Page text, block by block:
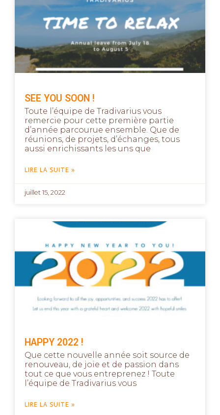
SEE YOU SOON !
Toute l’équipe de Tradivarius vous
remercie pour cette première partie
d’année parcourue ensemble. Que de
réunions, de projets, d’échanges, tous
aussi enrichissants les uns que
LIRE LA SUITE »
juillet 15, 2022
HAPPY 2022 !
Que cette nouvelle année soit source de
renouveau, de joie et de passion dans
tout ce que vous entreprenez ! Toute
l’équipe de Tradivarius vous
LIRE LA SUITE »